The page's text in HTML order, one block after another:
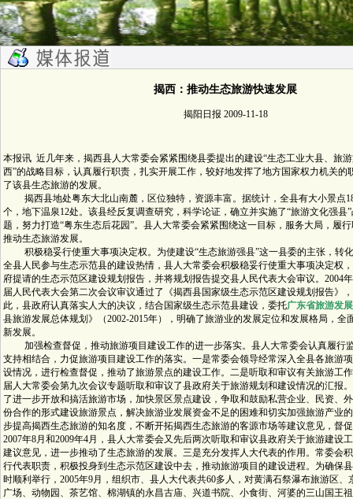
揭西：推动生态旅游快速发展
揭阳日报 2009-11-18
本报讯 近几年来，揭西县人大常委会紧紧围绕县委提出的建设“生态工业大县、旅
西”的战略目标，认真履行职责，扎实开展工作，较好地发挥了地方国家权力机关的
了该县生态旅游的发展。
揭西县地处粤东大北山南麓，区位独特，资源丰富。据统计，全县有大小景点
个，地下温泉12处。该县经反复调查研究，科学论证，确立并实施了“旅游文化强县
题，努力打造“粤东生态后花园”。县人大常委会紧紧围绕这一目标，服务大局，履
推动生态旅游发展。
积极稳妥行使重大事项决定权。为使建设“生态旅游强县”这一县委的主张，转
全县人民参与生态示范县的建设热情，县人大常委会积极稳妥行使重大事项决定权
府提请的生态示范区建设规划报告，并将规划报告提交县人民代表大会审议。2004
届人民代表大会第二次会议审议通过了《揭西县国家级生态示范区建设规划报告》
此，县政府认真落实人大的决议，结合国家级生态示范县建设，委托广东省旅游发
县旅游发展总体规划》（2002-2015年），明确了旅游业的发展定位和发展格局，全
新发展。
加强检查督促，推动旅游项目建设工作的进一步落实。县人大常委会认真履行
支持相结合，力促旅游项目建设工作的落实。一是常委会领导经常深入全县各旅游
设情况，进行检查督促，推动了旅游景点的建设工作。二是听取和审议有关旅游工
届人大常委会第九次会议专题听取和审议了县政府关于旅游规划和建设情况的汇报
了进一步开放和搞活旅游市场，加快景区景点建设，争取和鼓励私营企业、民资、
份合作的形式建设旅游景点，解决旅游业发展资金不足的困难和切实加强旅游产业
步提高揭西生态旅游的知名度，不断开拓揭西生态旅游的客源市场等建议意见，督
2007年8月和2009年4月，县人大常委会又先后两次听取和审议县政府关于旅游建设
建议意见，进一步推动了生态旅游的发展。三是充分发挥人大代表的作用。常委会
行代表职责，积极投身到生态示范区建设中去，推动旅游项目的建设进程。为确保
时顺利举行，2005年9月，组织市、县人大代表共60多人，对黄满石祭瀑布旅游区、
广场、动物园、茶艺馆、棉湖镇的永昌古庙、兴道书院、小食街、河婆的三山国王